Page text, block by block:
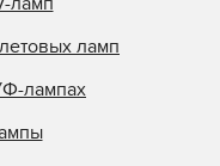
ламп
лампах